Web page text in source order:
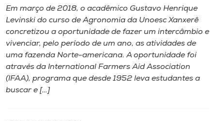
Internacionalização
I.nova
Diplomados
Em março de 2018, o acadêmico Gustavo Henrique
Levinski do curso de Agronomia da Unoesc Xanxerê
concretizou a oportunidade de fazer um intercâmbio e
vivenciar, pelo período de um ano, as atividades de
uma fazenda Norte-americana. A oportunidade foi
através da International Farmers Aid Association
(IFAA), programa que desde 1952 leva estudantes a
buscar e […]